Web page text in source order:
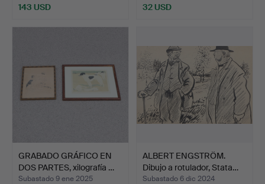
143 USD 32 USD
GRABADO GRÁFICO EN
DOS PARTES, xilografía …
Subastado 9 ene 2025
ALBERT ENGSTRÖM.
Dibujo a rotulador, Stata…
Subastado 6 dic 2024